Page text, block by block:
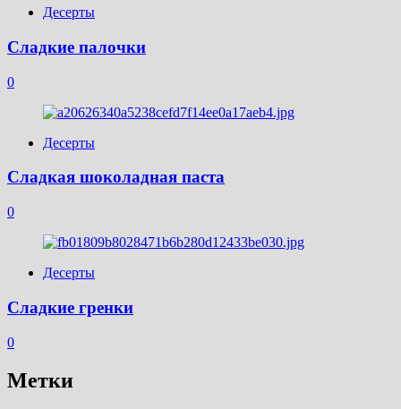
Десерты
Сладкие палочки
0
Десерты
Сладкая шоколадная паста
0
Десерты
Сладкие гренки
0
Метки